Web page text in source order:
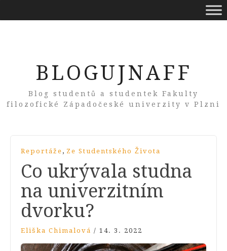
BLOGUJNAFF
Blog studentů a studentek Fakulty
filozofické Západočeské univerzity v Plzni
Reportáže , Ze Studentského Života
Co ukrývala studna
na univerzitním
dvorku?
Eliška Chimalová / 14. 3. 2022